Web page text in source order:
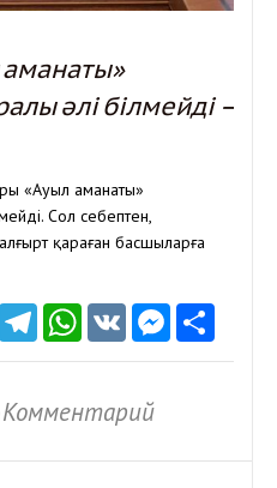
әлі білмейді –
«Ауыл аманаты»
Сол себептен,
қараған басшыларға
Telegram
WhatsApp
VK
Комментарий